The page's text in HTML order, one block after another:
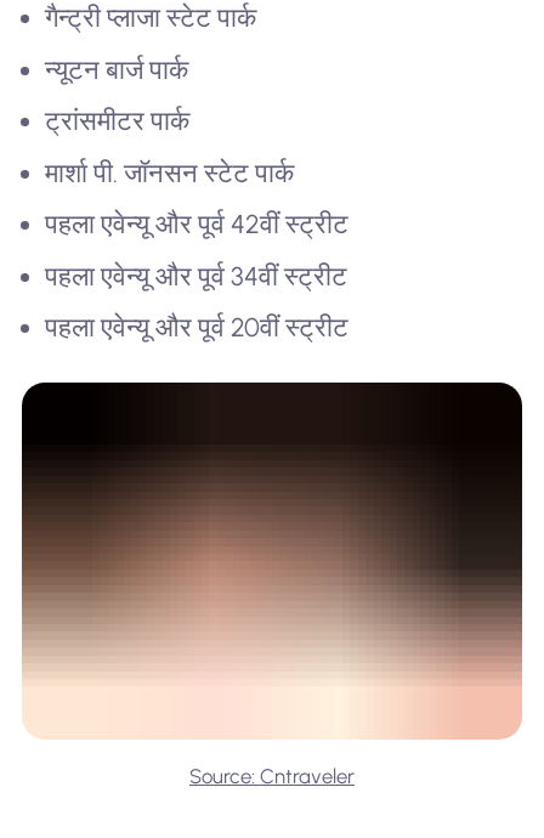
गैन्ट्री प्लाजा स्टेट पार्क
न्यूटन बार्ज पार्क
ट्रांसमीटर पार्क
मार्शा पी. जॉनसन स्टेट पार्क
पहला एवेन्यू और पूर्व 42वीं स्ट्रीट
पहला एवेन्यू और पूर्व 34वीं स्ट्रीट
पहला एवेन्यू और पूर्व 20वीं स्ट्रीट
Source: Cntraveler